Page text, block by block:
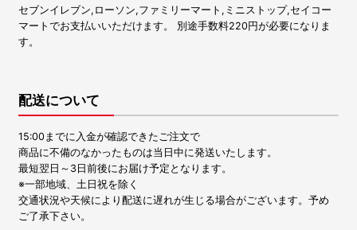
セブンイレブン,ローソン,ファミリーマート,ミニストップ,セイコー
マートでお支払いいただけます。 別途手数料220円が必要になりま
す。
配送について
15:00までに入金が確認できたご注文で
商品に不備のなかったものは当日中に発送いたします。
最短翌日～3日前後にお届け予定となります。
※一部地域、土日祝を除く
交通状況や天候により配送に遅れが生じる場合がございます。予め
ご了承下さい。